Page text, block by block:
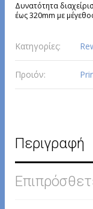
Δυνατότητα
έως 320mm με
Κατηγορίες:
Προιόν:
Περιγραφή